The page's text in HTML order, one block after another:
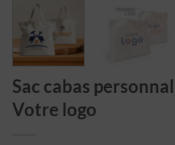
Sac cabas
Votre logo